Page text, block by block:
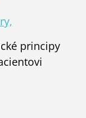
principy